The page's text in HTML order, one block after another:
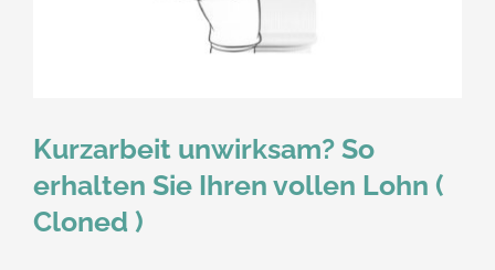
Blog
Kurzarbeit unwirksam? So
erhalten Sie Ihren vollen Lohn (
Cloned )